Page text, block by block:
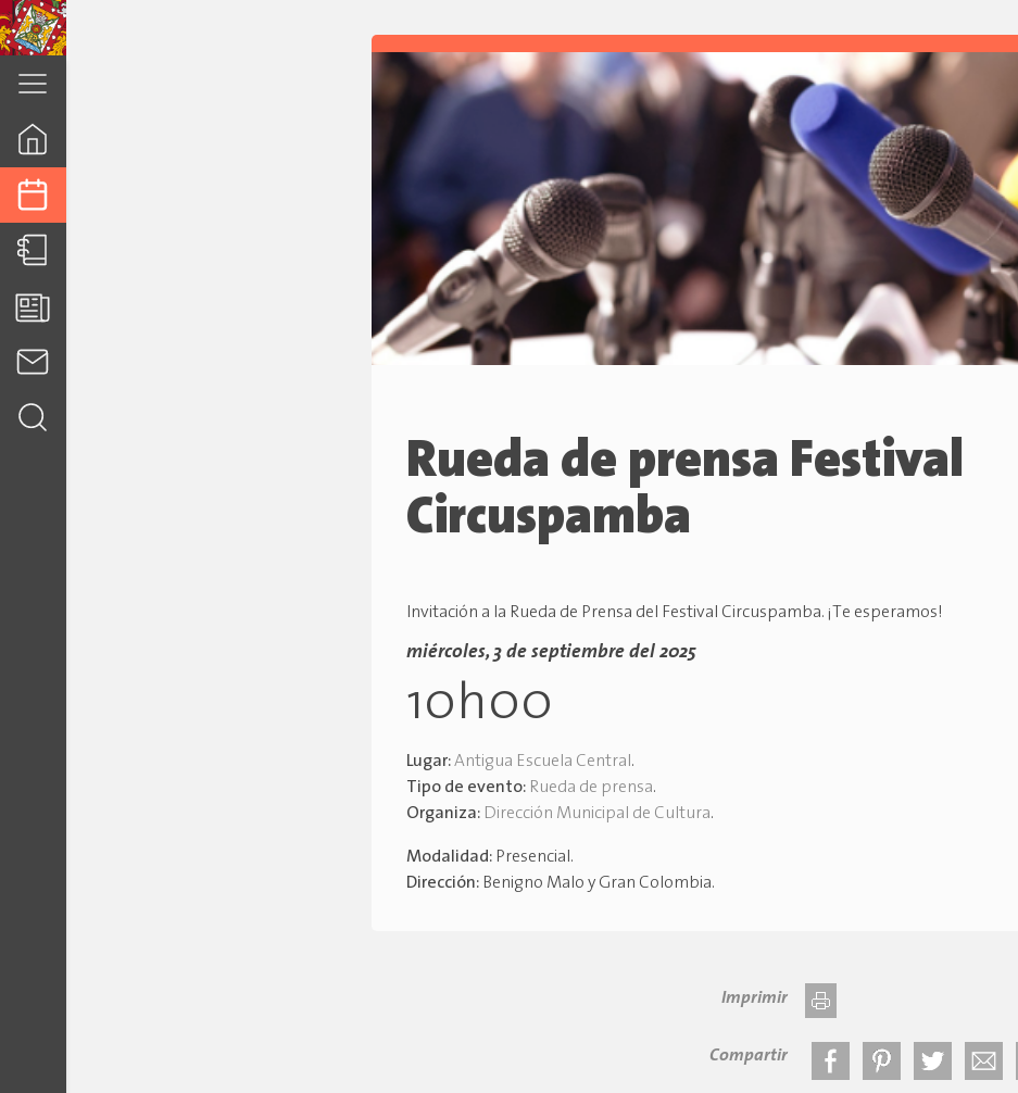
Rueda de prensa Festival
Circuspamba
Invitación a la Rueda de Prensa del Festival Circuspamba. ¡Te esperamos!
miércoles, 3 de septiembre del 2025
10h00
Lugar:Antigua Escuela Central.
Tipo de evento: Rueda de prensa.
Organiza: Dirección Municipal de Cultura.
Modalidad: Presencial.
Dirección: Benigno Malo y Gran Colombia.
Imprimir
Compartir